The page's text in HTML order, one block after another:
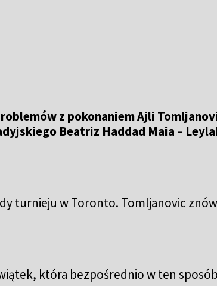
z pokonaniem Ajli
Beatriz Haddad Maia –
turnieju w Toronto. Tomljanovic
która bezpośrednio w ten